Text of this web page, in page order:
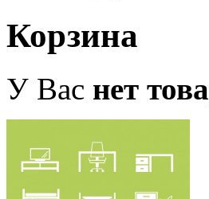
Корзина
У Вас нет